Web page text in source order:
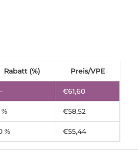
Rabatt (%) Preis/VPE
€61,60
% €58,52
% €55,44